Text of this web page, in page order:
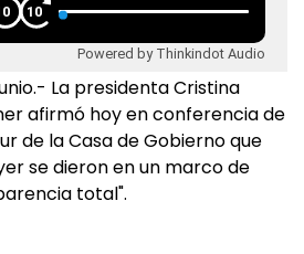
10
Powered by Thinkindot Audio
La presidenta Cristina
afirmó hoy en conferencia de
de la Casa de Gobierno que
se dieron en un marco de
total".